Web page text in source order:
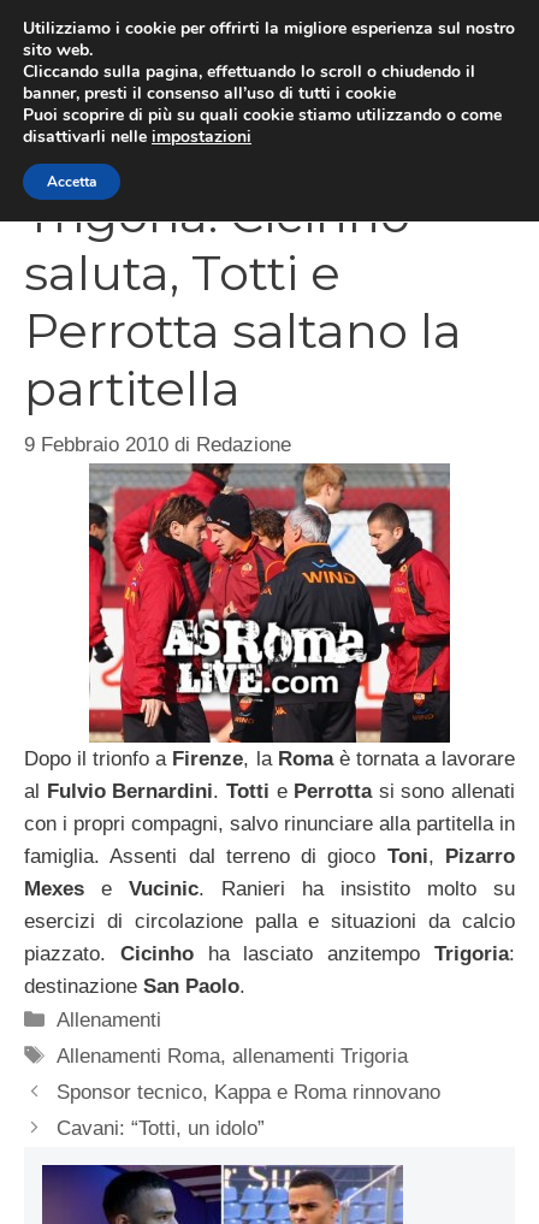
contenuto
Trigoria: Cicinho
saluta, Totti e
Perrotta saltano la
partitella
9 Febbraio 2010 di Redazione
Dopo il trionfo a Firenze, la Romaè tornata a lavorare
al
Fulvio Bernardini. Totti e Perrottasi sono allenati
con i propri compagni, salvo rinunciare alla partitella in
famiglia. Assenti dal terreno di gioco Toni,
Pizarro
Mexes e Vucinic. Ranieri ha insistito molto su
esercizi di circolazione palla e situazioni da calcio
piazzato. Cicinhoha lasciato anzitempoTrigoria:
destinazione San Paolo.
Categorie
Allenamenti
Tag
Allenamenti Roma,allenamenti Trigoria
Sponsor tecnico, Kappa e Roma rinnovano
Cavani: “Totti, un idolo”
Utilizziamo i cookie per offrirti la migliore esperienza sul nostro
sito web.
Cliccando sulla pagina, effettuando lo scroll o chiudendo il
banner, presti il consenso all’uso di tutti i cookie
Puoi scoprire di più su quali cookie stiamo utilizzando o come
disattivarli nelle impostazioni
Accetta